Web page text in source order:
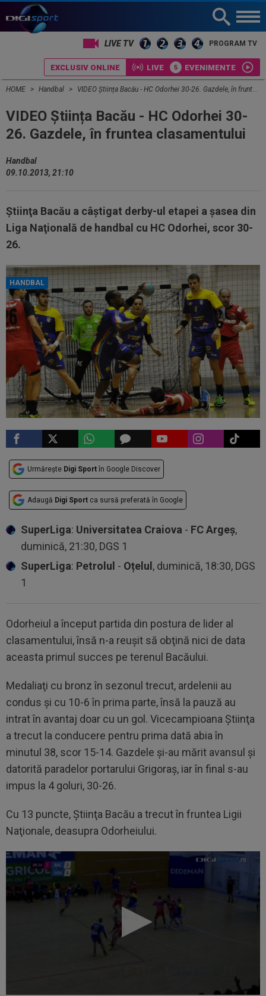
LIVE TV PROGRAM TV
EXCLUSIV ONLINE LIVE EVENIMENTE
HOME Handbal VIDEO Știința Bacău - HC Odorhei 30-26. Gazdele, în fruntea clasamentului
VIDEO Știința Bacău - HC Odorhei 30-
26. Gazdele, în fruntea clasamentului
Handbal
09.10.2013, 21:10
Ştiinţa Bacău a câştigat derby-ul etapei a şasea din
Liga Naţională de handbal cu HC Odorhei, scor 30-
26.
HANDBAL
Urmărește Digi Sport în Google Discover
Adaugă Digi Sport ca sursă preferată în Google
SuperLiga: Universitatea Craiova - FC Argeș,
duminică, 21:30, DGS 1
SuperLiga: Petrolul - Oțelul, duminică, 18:30, DGS
1
Odorheiul a început partida din postura de lider al
clasamentului, însă n-a reuşit să obţină nici de data
aceasta primul succes pe terenul Bacăului.
Medaliaţi cu bronz în sezonul trecut, ardelenii au
condus şi cu 10-6 în prima parte, însă la pauză au
intrat în avantaj doar cu un gol. Vicecampioana Ştiinţa
a trecut la conducere pentru prima dată abia în
minutul 38, scor 15-14. Gazdele şi-au mărit avansul şi
datorită paradelor portarului Grigoraş, iar în final s-au
impus la 4 goluri, 30-26.
Cu 13 puncte, Ştiinţa Bacău a trecut în fruntea Ligii
Naţionale, deasupra Odorheiului.